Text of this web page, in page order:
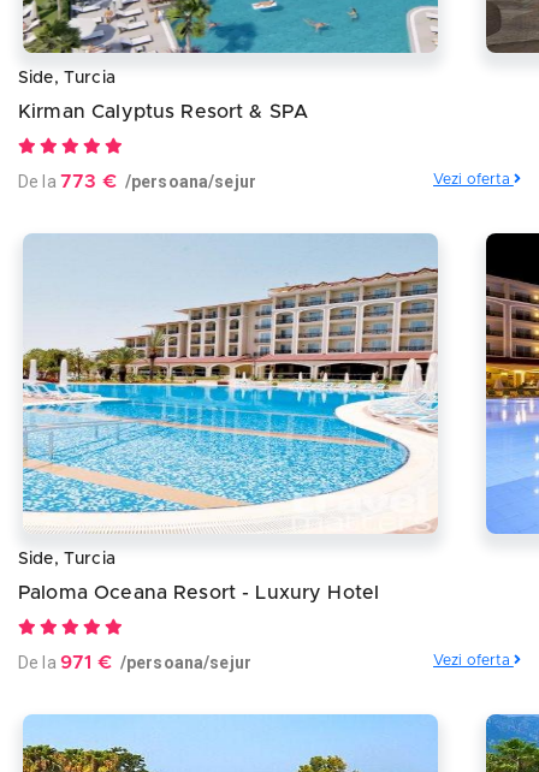
Side, Turcia
Kirman Calyptus Resort & SPA
De la 773 € /persoana/sejur Vezi oferta
Side, Turcia
Paloma Oceana Resort - Luxury Hotel
De la 971 € /persoana/sejur Vezi oferta